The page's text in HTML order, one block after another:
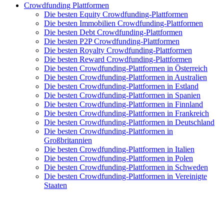
Crowdfunding Plattformen
Die besten Equity Crowdfunding-Plattformen
Die besten Immobilien Crowdfunding-Plattformen
Die besten Debt Crowdfunding-Plattformen
Die besten P2P Crowdfunding-Plattformen
Die besten Royalty Crowdfunding-Plattformen
Die besten Reward Crowdfunding-Plattformen
Die besten Crowdfunding-Plattformen in Österreich
Die besten Crowdfunding-Plattformen in Australien
Die besten Crowdfunding-Plattformen in Estland
Die besten Crowdfunding-Plattformen in Spanien
Die besten Crowdfunding-Plattformen in Finnland
Die besten Crowdfunding-Plattformen in Frankreich
Die besten Crowdfunding-Plattformen in Deutschland
Die besten Crowdfunding-Plattformen in
Großbritannien
Die besten Crowdfunding-Plattformen in Italien
Die besten Crowdfunding-Plattformen in Polen
Die besten Crowdfunding-Plattformen in Schweden
Die besten Crowdfunding-Plattformen in Vereinigte
Staaten